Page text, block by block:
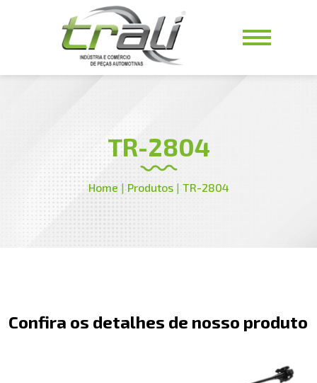
TR-2804
Home | Produtos| TR-2804
Confira os detalhes de nosso produto